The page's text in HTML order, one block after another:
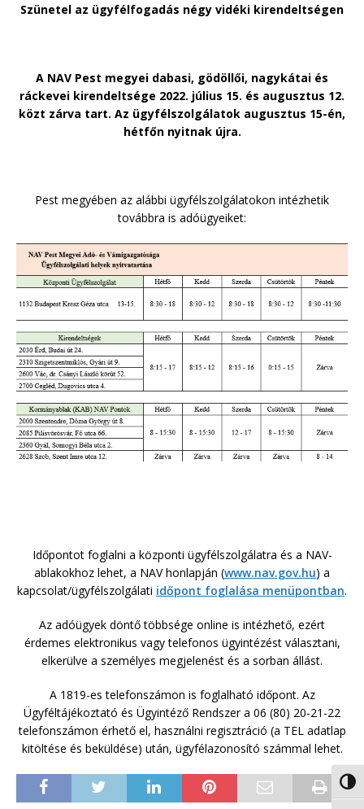
Szünetel az ügyfélfogadás négy vidéki kirendeltségen
A NAV Pest megyei dabasi, gödöllői, nagykátai és
ráckevei kirendeltsége 2022. július 15. és augusztus 12.
közt zárva tart. Az ügyfélszolgálatok augusztus 15-én,
hétfőn nyitnak újra.
Pest megyében az alábbi ügyfélszolgálatokon intézhetik
továbbra is adóügyeiket:
Időpontot foglalni a központi ügyfélszolgálatra és a NAV-
ablakokhoz lehet, a NAV honlapján (www.nav.gov.hu) a
kapcsolat/ügyfélszolgálati időpont foglalása menüpontban.
Az adóügyek döntő többsége online is intézhető, ezért
érdemes elektronikus vagy telefonos ügyintézést választani,
elkerülve a személyes megjelenést és a sorban állást.
A 1819-es telefonszámon is foglalható időpont. Az
Ügyféltájékoztató és Ügyintéző Rendszer a 06 (80) 20-21-22
telefonszámon érhető el, használni regisztráció (a TEL adatlap
kitöltése és beküldése) után, ügyfélazonosító számmal lehet.